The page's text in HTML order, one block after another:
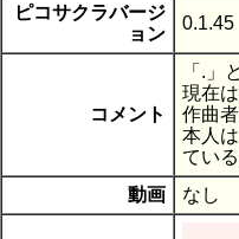
ピコサクラバージ
ョン
0.1.45
コメント
「.
現在
作曲
本人
てい
動画
なし